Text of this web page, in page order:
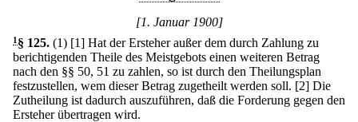
[1. Januar 1900]
1 § 125. (1) [1] Hat der Ersteher außer dem durch Zahlung zu
berichtigenden Theile des Meistgebots einen weiteren Betrag
nach den §§ 50, 51 zu zahlen, so ist durch den Theilungsplan
festzustellen, wem dieser Betrag zugetheilt werden soll. [2] Die
Zutheilung ist dadurch auszuführen, daß die Forderung gegen den
Ersteher übertragen wird.